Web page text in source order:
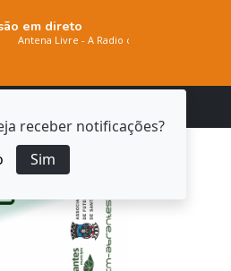
receber notificações?
Sim
em direto